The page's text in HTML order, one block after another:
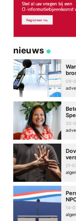
nieuws
09-
30-
21-
14-